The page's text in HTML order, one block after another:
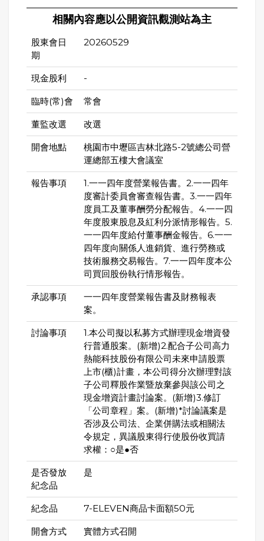
相關內容應以公開資訊觀測站為主
股東會日
期
20260529
現金股利 -
臨時(常)會 常會
董監改選 改選
開會地點
桃園市中壢區吉林北路5-2號總公司營
運總部五樓大會議室
報告事項
1.一一四年度營業報告書。2.一一四年
度審計委員會審查報告書。3.一一四年
度員工及董事酬勞分配報告。4.一一四
年度股東股息及紅利分派情形報告。5.
一一四年度給付董事酬金報告。6.一一
四年度向關係人進銷貨、進行勞務或
技術服務交易報告。7.一一四年度本公
司買回股份執行情形報告。
承認事項
一一四年度營業報告書及財務報表
案。
討論事項
1.本公司擬以私募方式辦理現金增資發
行普通股案。(新增)2.配合子公司高力
熱能科技股份有限公司未來申請股票
上市(櫃)計畫，本公司得分次辦理對該
子公司釋股作業暨放棄參與該公司之
現金增資計畫討論案。(新增)3.修訂
「公司章程」案。(新增)*討論議案是
否涉及公司法、企業併購法或相關法
令規定，異議股東得行使股份收買請
求權：○是●否
是否發放
紀念品
是
紀念品 7-ELEVEN商品卡面額50元
開會方式 實體方式召開